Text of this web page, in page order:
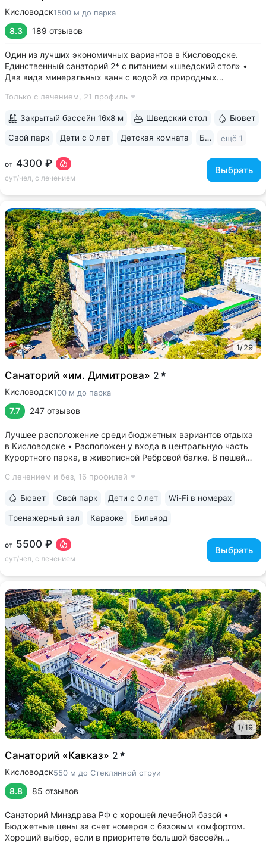
Кисловодск1500 м до парка
8.3 189 отзывов
Один из лучших экономичных вариантов в Кисловодске.
Единственный санаторий 2* с питанием «шведский стол» •
Два вида минеральных ванн с водой из природных
Свой бювет с минеральной водой двух курортов:
Только с лечением, 21 профиль
от 4300 ₽
сут/чел, с лечением
Выбрать
Закрытый бассейн 16х8 м Шведский стол Бювет
Свой парк Дети с 0 лет Детская комната Бильярд ещё 1
1/29
Санаторий «им. Димитрова» 2
Кисловодск100 м до парка
7.7 247 отзывов
Лучшее расположение среди бюджетных вариантов отдыха
в Кисловодске • Расположен у входа в центральную часть
Курортного парка, в живописной Ребровой балке. В пешей
Долина роз, Нарзанная галерея, Филармония • Из окон
С лечением и без, 16 профилей
от 5500 ₽
сут/чел, с лечением
Выбрать
Бювет Свой парк Дети с 0 лет Wi-Fi в номерах
Тренажерный зал Караоке Бильярд
1/19
Санаторий «Кавказ» 2
Кисловодск550 м до Стеклянной струи
8.8 85 отзывов
Санаторий Минздрава РФ с хорошей лечебной базой •
Бюджетные цены за счет номеров с базовым комфортом.
Хороший выбор, если в приоритете большой бассейн